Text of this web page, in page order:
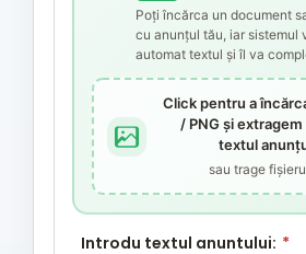
Poți încărca un document
cu anunțul tău, iar sistemul
automat textul și îl va
Click pentru a
/ PNG și
textul
sau trage
Introdu textul anuntului: *